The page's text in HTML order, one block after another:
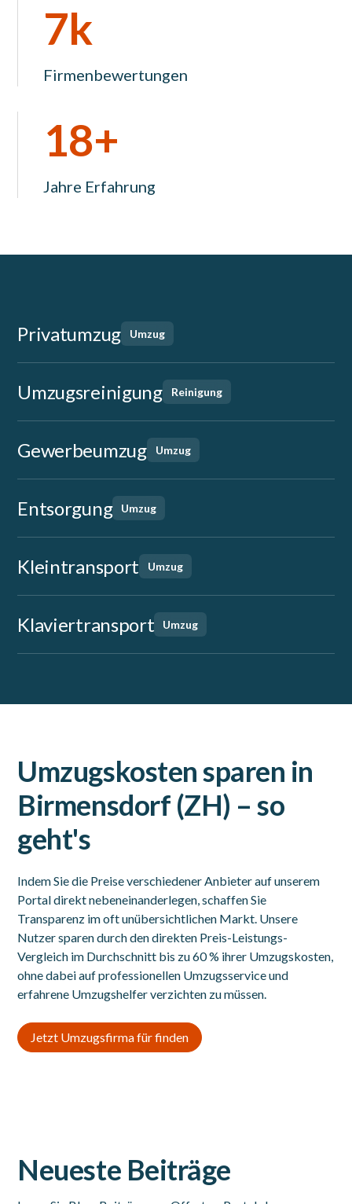
7k
Firmenbewertungen
18+
Jahre Erfahrung
Privatumzug Umzug
Umzugsreinigung Reinigung
Gewerbeumzug Umzug
Entsorgung Umzug
Kleintransport Umzug
Klaviertransport Umzug
Umzugskosten sparen in
Birmensdorf (ZH) – so
geht's
Indem Sie die Preise verschiedener Anbieter auf unserem
Portal direkt nebeneinanderlegen, schaffen Sie
Transparenz im oft unübersichtlichen Markt. Unsere
Nutzer sparen durch den direkten Preis-Leistungs-
Vergleich im Durchschnitt bis zu 60 % ihrer Umzugskosten,
ohne dabei auf professionellen Umzugsservice und
erfahrene Umzugshelfer verzichten zu müssen.
Jetzt Umzugsfirma für finden
Neueste Beiträge